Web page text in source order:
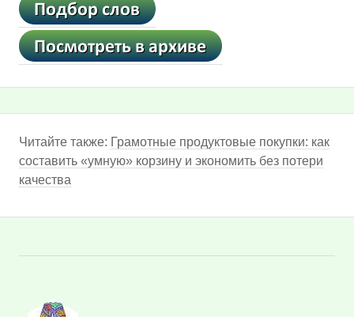
Читайте также: Грамотные продуктовые покупки: как
составить «умную» корзину и экономить без потери
качества